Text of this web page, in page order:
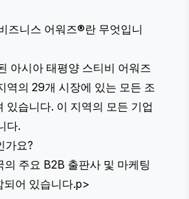
즈니스 어워즈®란 무엇입니
아시아 태평양 스티비 어워즈
역의 29개 시장에 있는 모든 조
있습니다. 이 지역의 모든 기업
다.
가요?
의 주요 B2B 출판사 및 마케팅
되어 있습니다.p>